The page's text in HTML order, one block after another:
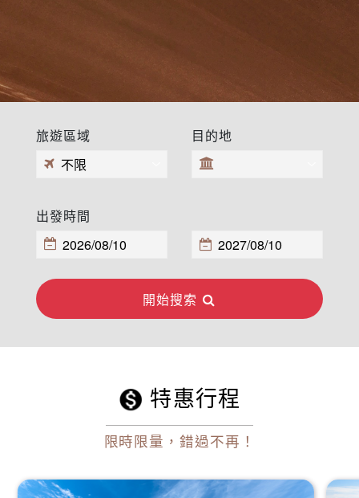
旅遊區域 目的地
出發時間
開始搜索
特惠行程
限時限量，錯過不再！